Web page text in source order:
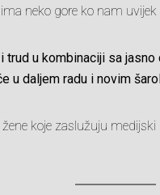
neko gore ko nam
trud u kombinaciji sa
u daljem radu i novim
žene koje zaslužuju